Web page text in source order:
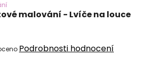
malování - Lvíče na louce
Podrobnosti hodnocení